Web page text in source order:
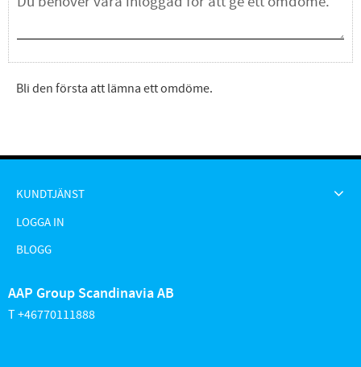
Bli den första att lämna ett omdöme.
KUNDTJÄNST
LOGGA IN
BLOGG
AAP Group Scandinavia AB
T +46770111888